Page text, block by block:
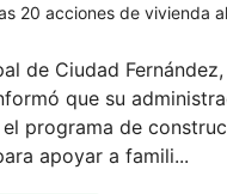
20 acciones de vivienda
de Ciudad
que su
programa de
apoyar a famili...